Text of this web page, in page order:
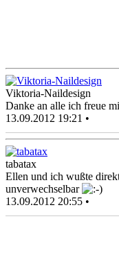
Viktoria-Naildesign
Danke an alle ich freue
13.09.2012 19:21 •
tabatax
Ellen und ich wußte
unverwechselbar
13.09.2012 20:55 •